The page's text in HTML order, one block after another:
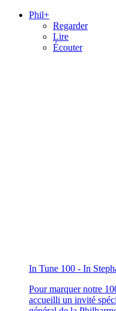
Phil+
Regarder
Lire
Écouter
In Tune 100 - In
Pour marquer notre
accueilli un invité